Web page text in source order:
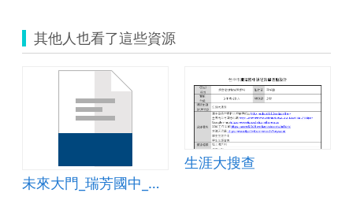
其他人也看了這些資源
未來大門_瑞芳國中_林碧欣老師
生涯大搜查